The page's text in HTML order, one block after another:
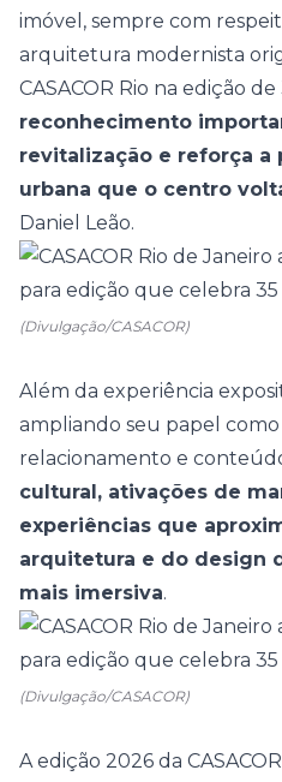
imóvel, sempre com
arquitetura modernista
CASACOR Rio na edição
reconhecimento
revitalização e reforça a
urbana que o centro
Daniel Leão.
(Divulgação/CASACOR)
Além da experiência
ampliando seu papel
relacionamento e
cultural, ativações de
experiências que
arquitetura e do design
mais imersiva.
(Divulgação/CASACOR)
A edição 2026 da